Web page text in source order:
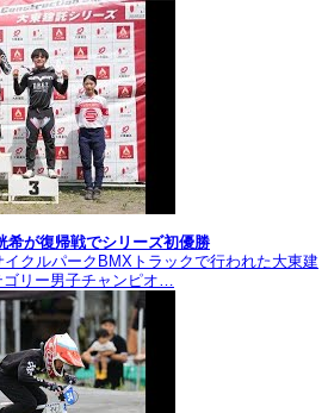
希が復帰戦でシリーズ初優勝
クルパークBMXトラックで行われた大東建
リー男子チャンピオ…